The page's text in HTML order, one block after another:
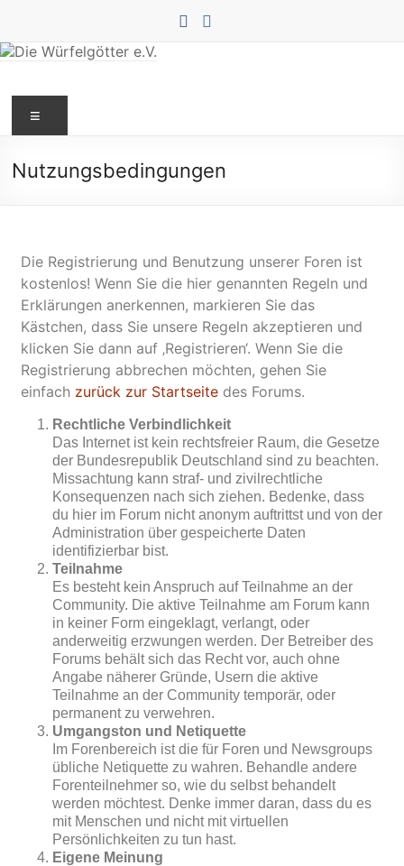
Nutzungsbedingungen
Die Registrierung und Benutzung unserer Foren ist
kostenlos! Wenn Sie die hier genannten Regeln und
Erklärungen anerkennen, markieren Sie das
Kästchen, dass Sie unsere Regeln akzeptieren und
klicken Sie dann auf ‚Registrieren‘. Wenn Sie die
Registrierung abbrechen möchten, gehen Sie
einfach zurück zur Startseite des Forums.
Rechtliche Verbindlichkeit
Das Internet ist kein rechtsfreier Raum, die Gesetze
der Bundesrepublik Deutschland sind zu beachten.
Missachtung kann straf- und zivilrechtliche
Konsequenzen nach sich ziehen. Bedenke, dass
du hier im Forum nicht anonym auftrittst und von der
Administration über gespeicherte Daten
identifizierbar bist.
Teilnahme
Es besteht kein Anspruch auf Teilnahme an der
Community. Die aktive Teilnahme am Forum kann
in keiner Form eingeklagt, verlangt, oder
anderweitig erzwungen werden. Der Betreiber des
Forums behält sich das Recht vor, auch ohne
Angabe näherer Gründe, Usern die aktive
Teilnahme an der Community temporär, oder
permanent zu verwehren.
Umgangston und Netiquette
Im Forenbereich ist die für Foren und Newsgroups
übliche Netiquette zu wahren. Behandle andere
Forenteilnehmer so, wie du selbst behandelt
werden möchtest. Denke immer daran, dass du es
mit Menschen und nicht mit virtuellen
Persönlichkeiten zu tun hast.
Eigene Meinung